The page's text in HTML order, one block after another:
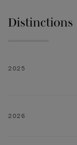
Distinctions
2025
2026